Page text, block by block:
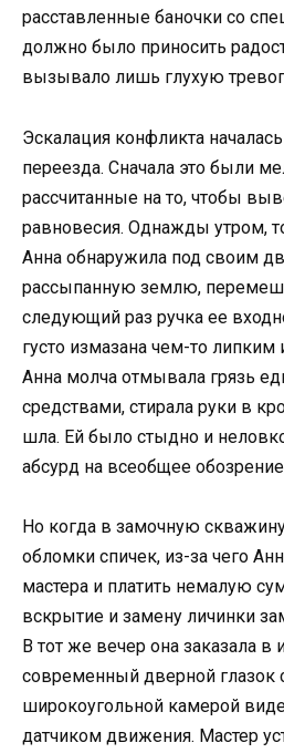
расставленные баночки со
должно было приносить
вызывало лишь глухую
Эскалация конфликта
переезда. Сначала это были
рассчитанные на то, чтобы
равновесия. Однажды утром,
Анна обнаружила под своим
рассыпанную землю,
следующий раз ручка ее
густо измазана чем-то
Анна молча отмывала грязь
средствами, стирала руки в
шла. Ей было стыдно и
абсурд на всеобщее
Но когда в замочную
обломки спичек, из-за чего
мастера и платить немалую
вскрытие и замену личинки
В тот же вечер она заказала в
современный дверной глазок
широкоугольной камерой
датчиком движения. Мастер